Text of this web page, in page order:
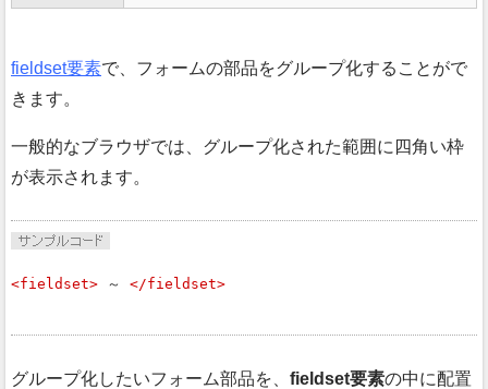
fieldset要素で、フォームの部品をグループ化することがで
きます。
一般的なブラウザでは、グループ化された範囲に四角い枠
が表示されます。
<fieldset> ～ </fieldset>
グループ化したいフォーム部品を、 fieldset要素の中に配置